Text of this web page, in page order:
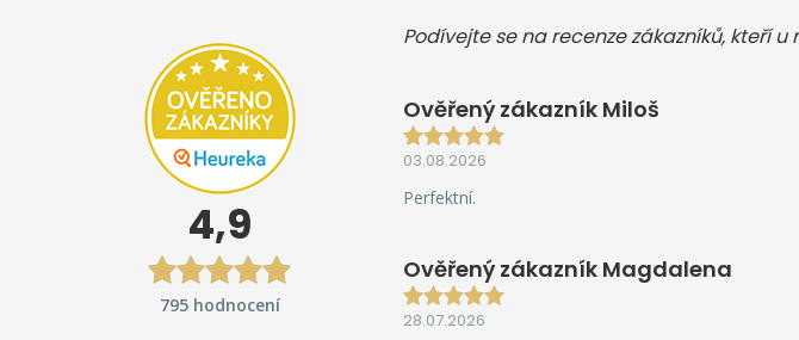
4,9
795 hodnocení
Podívejte se na recenze zákazníků, kteří
Ověřený zákazník Miloš
03.08.2026
Perfektní.
Ověřený zákazník Magdalena
28.07.2026